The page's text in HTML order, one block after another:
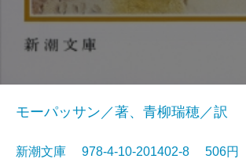
モーパッサン／著、青柳瑞穂／訳
新潮文庫 978-4-10-201402-8 506円